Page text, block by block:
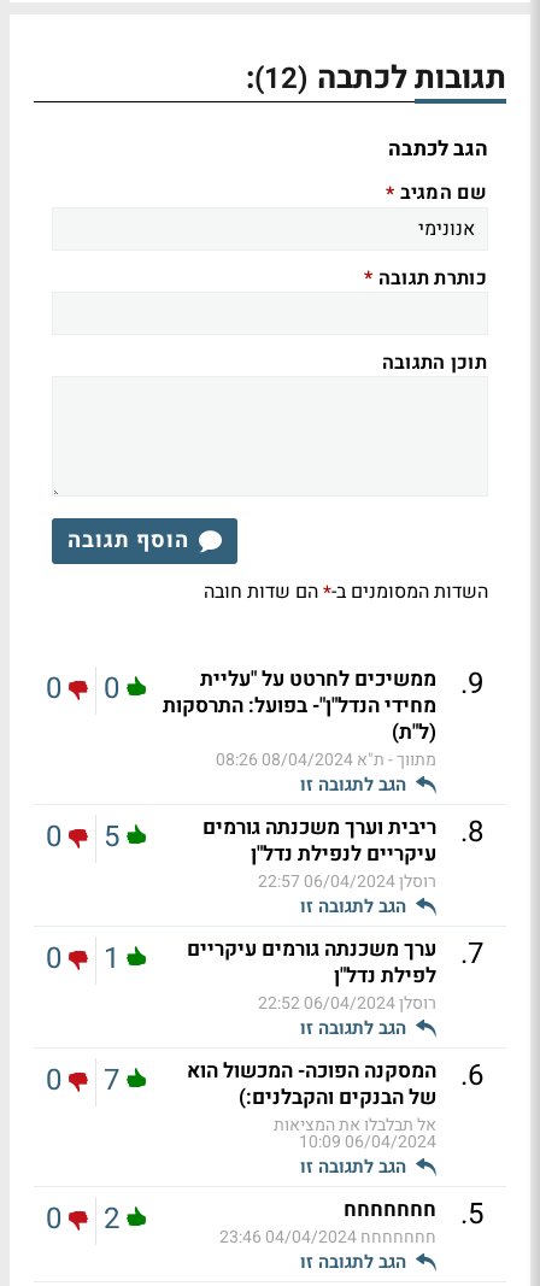
תגובות לכתבה (12)
:
הגב לכתבה
שם המגיב *
כותרת תגובה *
תוכן התגובה
הוסף תגובה
השדות המסומנים ב-*הם שדות חובה
9
.
ממשיכים לחרטט על "עליית
מחידי הנדל"ן"- בפועל: התרסקות
(ל"ת)
מתווך - ת"א08/04/2024 08:26
הגב לתגובה זו
0
0
8
.
ריבית וערך משכנתה גורמים
עיקריים לנפילת נדל"ן
רוסלן06/04/2024 22:57
הגב לתגובה זו
5
0
7
.
ערך משכנתה גורמים עיקריים
לפילת נדל"ן
רוסלן06/04/2024 22:52
הגב לתגובה זו
1
0
6
.
המסקנה הפוכה- המכשול הוא
של הבנקים והקבלנים:)
אל תבלבלו את המציאות
06/04/2024 10:09
הגב לתגובה זו
7
0
5
. חחחחחחח
חחחחחחח04/04/2024 23:46
הגב לתגובה זו
2
0